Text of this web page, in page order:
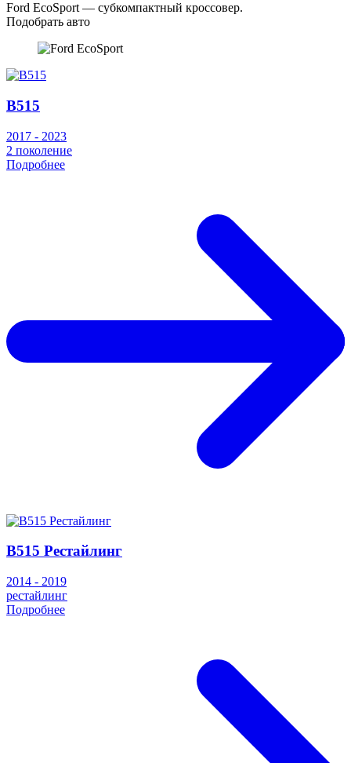
Ford EcoSport — субкомпактный кроссовер.
Подобрать авто
B515
2017 - 2023
2 поколение
Подробнее
B515 Рестайлинг
2014 - 2019
рестайлинг
Подробнее